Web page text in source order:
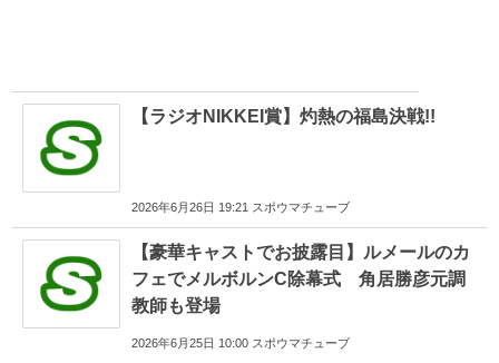
【ラジオNIKKEI賞】灼熱の福島決戦!!
2026年6月26日 19:21 スポウマチューブ
【豪華キャストでお披露目】ルメールのカ
フェでメルボルンC除幕式 角居勝彦元調
教師も登場
2026年6月25日 10:00 スポウマチューブ